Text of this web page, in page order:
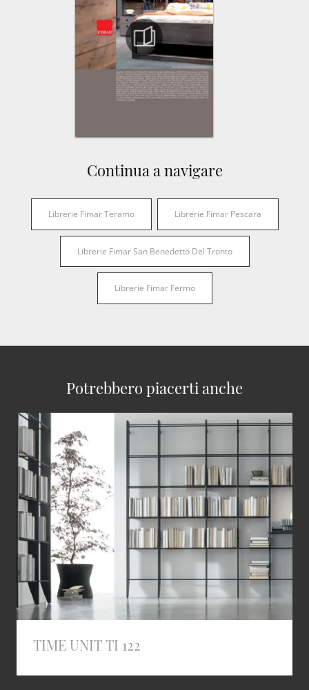
Continua a navigare
Librerie Fimar Teramo Librerie Fimar Pescara
Librerie Fimar San Benedetto Del Tronto
Librerie Fimar Fermo
Potrebbero piacerti anche
TIME UNIT TI 122